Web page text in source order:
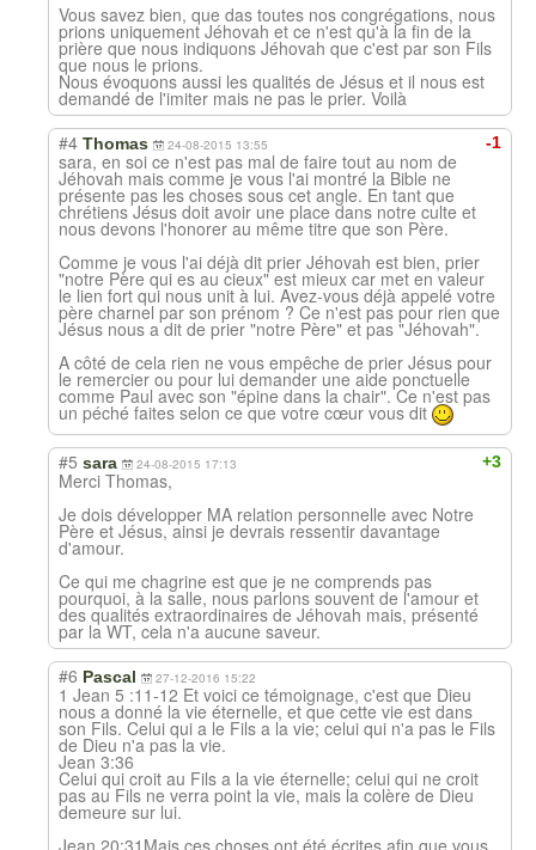
Vous savez bien, que das toutes nos congrégations, nous
prions uniquement Jéhovah et ce n'est qu'à la fin de la
prière que nous indiquons Jéhovah que c'est par son Fils
que nous le prions.
Nous évoquons aussi les qualités de Jésus et il nous est
demandé de l'imiter mais ne pas le prier. Voilà
-1
#4 Thomas 24-08-2015 13:55
sara, en soi ce n'est pas mal de faire tout au nom de
Jéhovah mais comme je vous l'ai montré la Bible ne
présente pas les choses sous cet angle. En tant que
chrétiens Jésus doit avoir une place dans notre culte et
nous devons l'honorer au même titre que son Père.
Comme je vous l'ai déjà dit prier Jéhovah est bien, prier
"notre Père qui es au cieux" est mieux car met en valeur
le lien fort qui nous unit à lui. Avez-vous déjà appelé votre
père charnel par son prénom ? Ce n'est pas pour rien que
Jésus nous a dit de prier "notre Père" et pas "Jéhovah".
A côté de cela rien ne vous empêche de prier Jésus pour
le remercier ou pour lui demander une aide ponctuelle
comme Paul avec son "épine dans la chair". Ce n'est pas
un péché faites selon ce que votre cœur vous dit
+3
#5 sara 24-08-2015 17:13
Merci Thomas,
Je dois développer MA relation personnelle avec Notre
Père et Jésus, ainsi je devrais ressentir davantage
d'amour.
Ce qui me chagrine est que je ne comprends pas
pourquoi, à la salle, nous parlons souvent de l'amour et
des qualités extraordinaires de Jéhovah mais, présenté
par la WT, cela n'a aucune saveur.
#6 Pascal 27-12-2016 15:22
1 Jean 5 :11-12 Et voici ce témoignage, c'est que Dieu
nous a donné la vie éternelle, et que cette vie est dans
son Fils. Celui qui a le Fils a la vie; celui qui n'a pas le Fils
de Dieu n'a pas la vie.
Jean 3:36
Celui qui croit au Fils a la vie éternelle; celui qui ne croit
pas au Fils ne verra point la vie, mais la colère de Dieu
demeure sur lui.